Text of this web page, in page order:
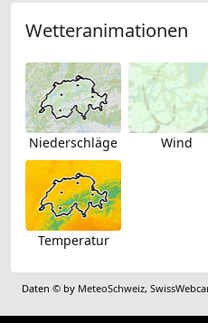
Wetteranimationen
Niederschläge Wind
Temperatur
Daten © by MeteoSchweiz,